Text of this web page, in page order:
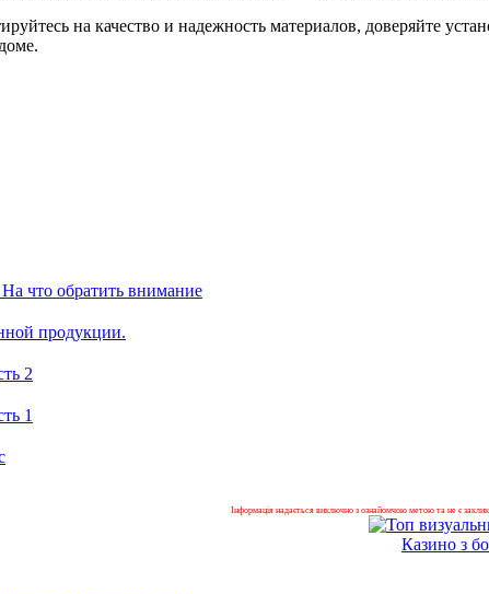
на качество и надежность материалов, доверяйте
что обратить внимание
продукции.
2
1
Інформація надається виключно з ознайомчою метою та не є
Казино з